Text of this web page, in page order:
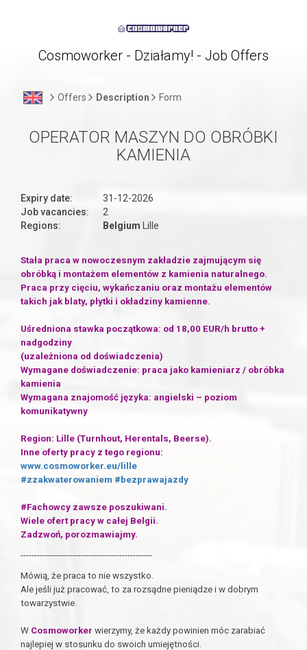
Cosmoworker - Działamy! - Job Offers
Offers Description Form
OPERATOR MASZYN DO OBRÓBKI
KAMIENIA
Expiry date:
31-12-2026
Job vacancies:
2
Regions:
Belgium Lille
Stała praca w nowoczesnym zakładzie zajmującym się
obróbką i montażem elementów z kamienia naturalnego.
Praca przy cięciu, wykańczaniu oraz montażu elementów
takich jak blaty, płytki i okładziny kamienne.
Uśredniona stawka początkowa: od 18,00 EUR/h brutto +
nadgodziny
(uzależniona od doświadczenia)
Wymagane doświadczenie: praca jako kamieniarz / obróbka
kamienia
Wymagana znajomość języka: angielski – poziom
komunikatywny
Region: Lille (Turnhout, Herentals, Beerse).
Inne oferty pracy z tego regionu:
www.cosmoworker.eu/lille
#zzakwaterowaniem #bezprawajazdy
#Fachowcy zawsze poszukiwani.
Wiele ofert pracy w całej Belgii.
Zadzwoń, porozmawiajmy.
------------------------------------------------
Mówią, że praca to nie wszystko.
Ale jeśli już pracować, to za rozsądne pieniądze i w dobrym
towarzystwie.
W Cosmoworker wierzymy, że każdy powinien móc zarabiać
najlepiej w stosunku do swoich umiejętności.